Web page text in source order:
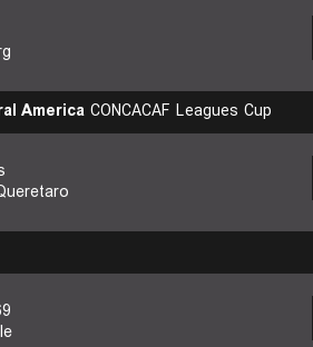
America CONCACAF Leagues Cup